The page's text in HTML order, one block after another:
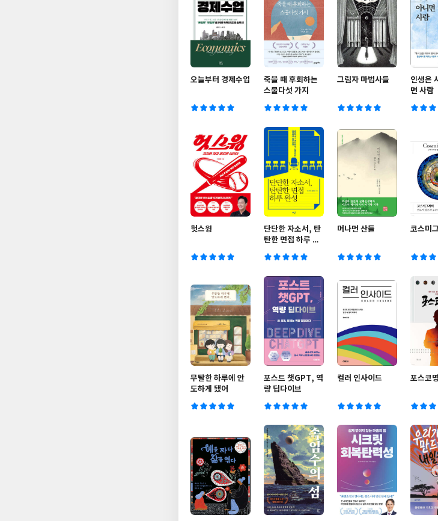
오늘부터 경제수업
죽을 때 후회하는
스물다섯 가지
그림자 마법사들
인생은
면 사람
헛스윙
단단한 자소서, 탄
탄한 면접 하루 완
머나먼 산들 코스미
무탈한 하루에 안
도하게 됐어
포스트 챗GPT, 역
량 딥다이브
컬러 인사이드 포스코